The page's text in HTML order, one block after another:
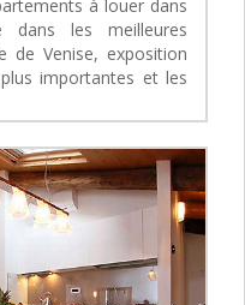
à louer dans
les meilleures
de Venise, exposition
importantes et les